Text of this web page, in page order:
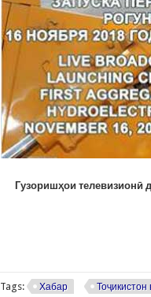
Гузоришҳои телевизионӣ
Tags: Хабар Тоҷикистон